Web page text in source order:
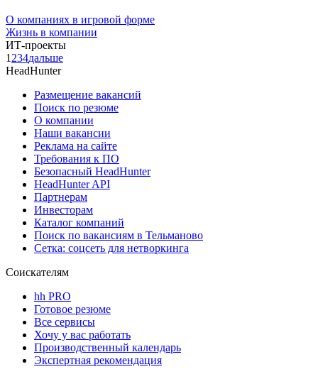
О компаниях в игровой форме
Жизнь в компании
ИТ-проекты
1 234дальше
HeadHunter
Размещение вакансий
Поиск по резюме
О компании
Наши вакансии
Реклама на сайте
Требования к ПО
Безопасный HeadHunter
HeadHunter API
Партнерам
Инвесторам
Каталог компаний
Поиск по вакансиям в Тельманово
Сетка: соцсеть для нетворкинга
Соискателям
hh PRO
Готовое резюме
Все сервисы
Хочу у вас работать
Производственный календарь
Экспертная рекомендация